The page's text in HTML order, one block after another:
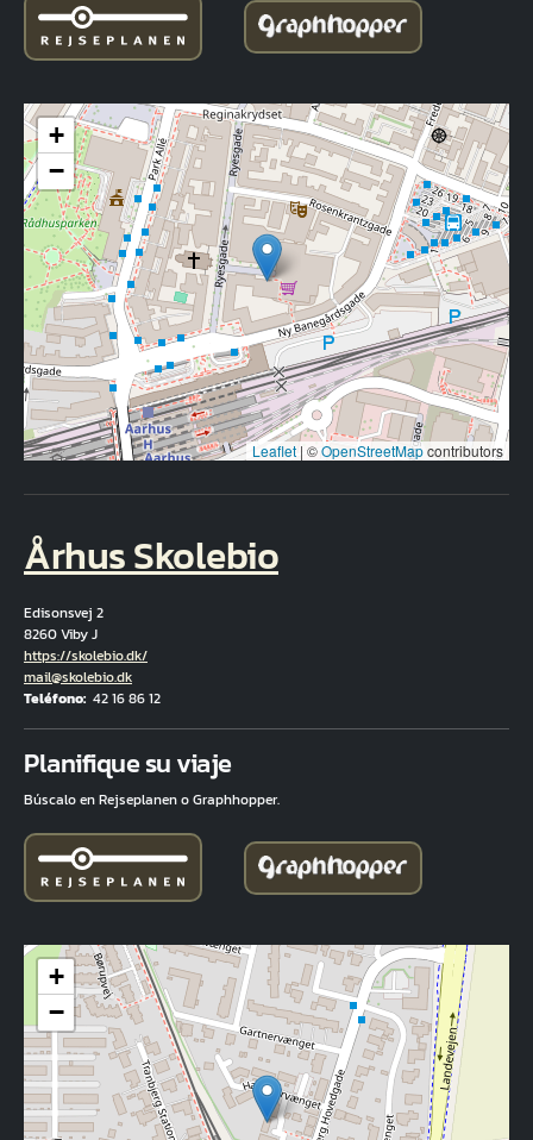
+
−
Leaflet | ©OpenStreetMapcontributors
Århus Skolebio
Edisonsvej 2
8260 Viby J
Hjemmeside
https://skolebio.dk/
Correo electrónico
mail@skolebio.dk
Teléfono 42 16 86 12
Planifique su viaje
Búscalo en Rejseplanen o Graphhopper.
+
−